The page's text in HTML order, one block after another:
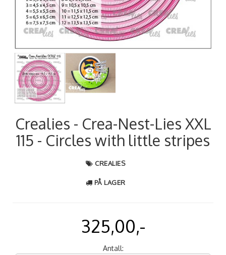
Crealies - Crea-Nest-Lies XXL
115 - Circles with little stripes
CREALIES
PÅ LAGER
325,00,-
Antall: